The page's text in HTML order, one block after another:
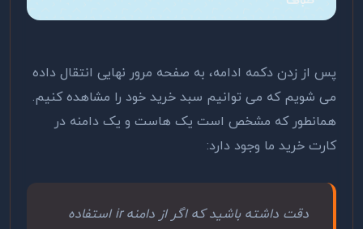
پس از زدن دکمه ادامه، به صفحه مرور نهایی انتقال داده
می شویم که می توانیم سبد خرید خود را مشاهده کنیم.
همانطور که مشخص است یک هاست و یک دامنه در
کارت خرید ما وجود دارد:
دقت داشته باشید که اگر از دامنه ir استفاده